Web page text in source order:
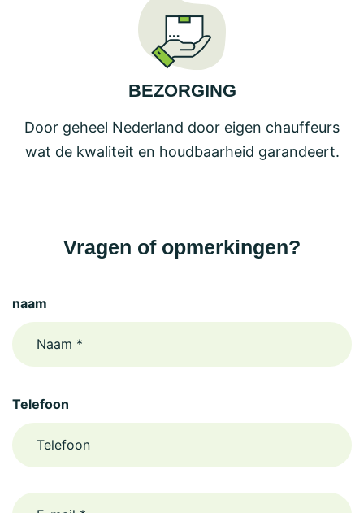
BEZORGING
Door geheel Nederland door eigen chauffeurs
wat de kwaliteit en houdbaarheid garandeert.
Vragen of opmerkingen?
naam
Telefoon
email